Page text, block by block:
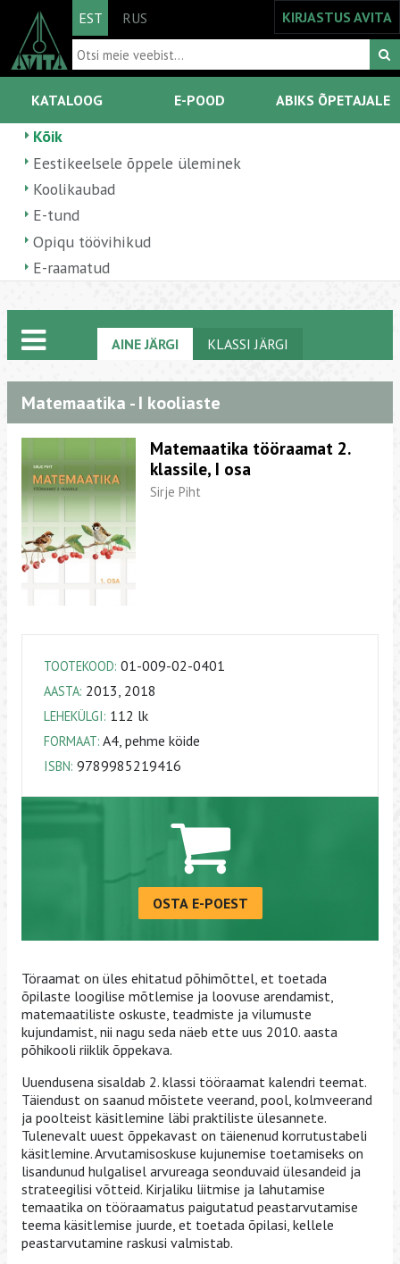
EST RUS KIRJASTUS AVITA
KATALOOG E-POOD ABIKS ÕPETAJALE
Kõik
Eestikeelsele õppele üleminek
Koolikaubad
E-tund
Opiqu töövihikud
E-raamatud
AINE JÄRGI KLASSI JÄRGI
Matemaatika - I kooliaste
Matemaatika tööraamat 2.
klassile, I osa
Sirje Piht
TOOTEKOOD: 01-009-02-0401
AASTA: 2013, 2018
LEHEKÜLGI: 112 lk
FORMAAT: A4, pehme köide
ISBN: 9789985219416
OSTA E-POEST
Töraamat on üles ehitatud põhimõttel, et toetada
õpilaste loogilise mõtlemise ja loovuse arendamist,
matemaatiliste oskuste, teadmiste ja vilumuste
kujundamist, nii nagu seda näeb ette uus 2010. aasta
põhikooli riiklik õppekava.
Uuendusena sisaldab 2. klassi tööraamat kalendri teemat.
Täiendust on saanud mõistete veerand, pool, kolmveerand
ja poolteist käsitlemine läbi praktiliste ülesannete.
Tulenevalt uuest õppekavast on täienenud korrutustabeli
käsitlemine. Arvutamisoskuse kujunemise toetamiseks on
lisandunud hulgalisel arvureaga seonduvaid ülesandeid ja
strateegilisi võtteid. Kirjaliku liitmise ja lahutamise
temaatika on tööraamatus paigutatud peastarvutamise
teema käsitlemise juurde, et toetada õpilasi, kellele
peastarvutamine raskusi valmistab.